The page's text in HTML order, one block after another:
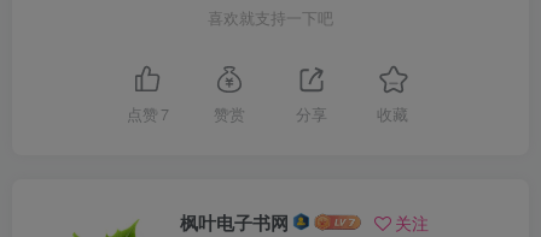
喜欢就支持一下吧
点赞 7 赞赏 分享 收藏
枫叶电子书网 关注